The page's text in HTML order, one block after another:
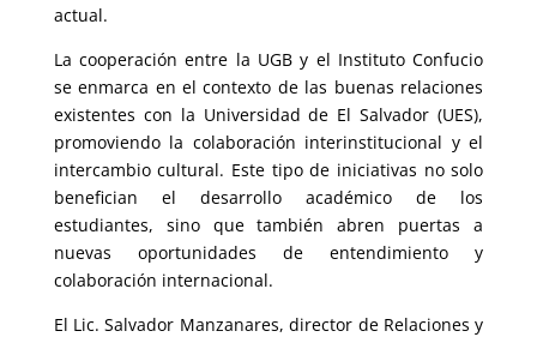
actual.
La cooperación entre la UGB y el Instituto Confucio
se enmarca en el contexto de las buenas relaciones
existentes con la Universidad de El Salvador (UES),
promoviendo la colaboración interinstitucional y el
intercambio cultural. Este tipo de iniciativas no solo
benefician el desarrollo académico de los
estudiantes, sino que también abren puertas a
nuevas oportunidades de entendimiento y
colaboración internacional.
El Lic. Salvador Manzanares, director de Relaciones y